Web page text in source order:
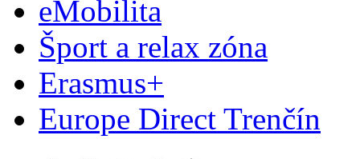
eMobilita
Šport a relax zóna
Erasmus+
Europe Direct Trenčín